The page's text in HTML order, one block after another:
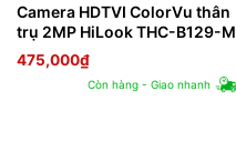
Camera HDTVI ColorVu thân
trụ 2MP HiLook THC-B129-M
475,000₫
Còn hàng - Giao nhanh